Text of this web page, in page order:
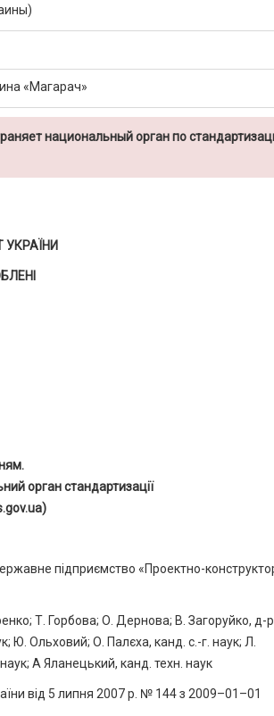
«Магарач»
национальный орган по
орган стандартизації
підприємство «Проектно-
Т. Горбова; О. Дернова; В. Загоруйко, д-р
Ю. Ольховий; О. Палєха, канд. с.-г. наук; Л.
А Яланецький, канд. техн. наук
від 5 липня 2007 р. № 144 з 2009–01–01